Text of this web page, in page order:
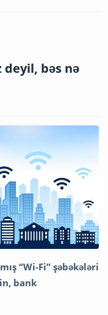
bəs nə
“Wi-Fi” şəbəkələri
bank